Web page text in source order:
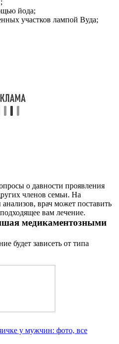
йода;
участков лампой Вуда;
о давности проявления
членов семьи. На
врач может поставить
вам лечение.
медикаментозными
будет зависеть от типа
у мужчин: фото, все